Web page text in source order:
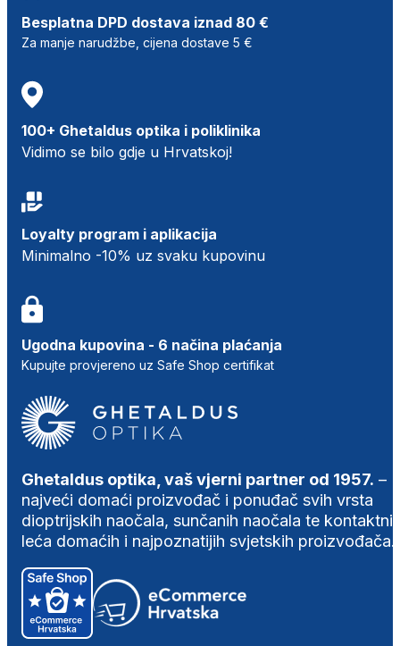
Besplatna DPD dostava iznad 80 €
Za manje narudžbe, cijena dostave 5 €
100+ Ghetaldus optika i poliklinika
Vidimo se bilo gdje u Hrvatskoj!
Loyalty program i aplikacija
Minimalno -10% uz svaku kupovinu
Ugodna kupovina - 6 načina plaćanja
Kupujte provjereno uz Safe Shop certifikat
Ghetaldus optika, vaš vjerni partner od 1957. –
najveći domaći proizvođač i ponuđač svih vrsta
dioptrijskih naočala, sunčanih naočala te
leća domaćih i najpoznatijih svjetskih proizvođača.